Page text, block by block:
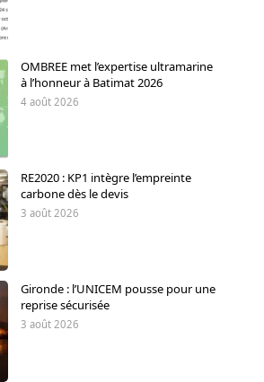
OMBREE met l’expertise ultramarine
à l’honneur à Batimat 2026
4 août 2026
RE2020 : KP1 intègre l’empreinte
carbone dès le devis
3 août 2026
Gironde : l’UNICEM pousse pour une
reprise sécurisée
3 août 2026